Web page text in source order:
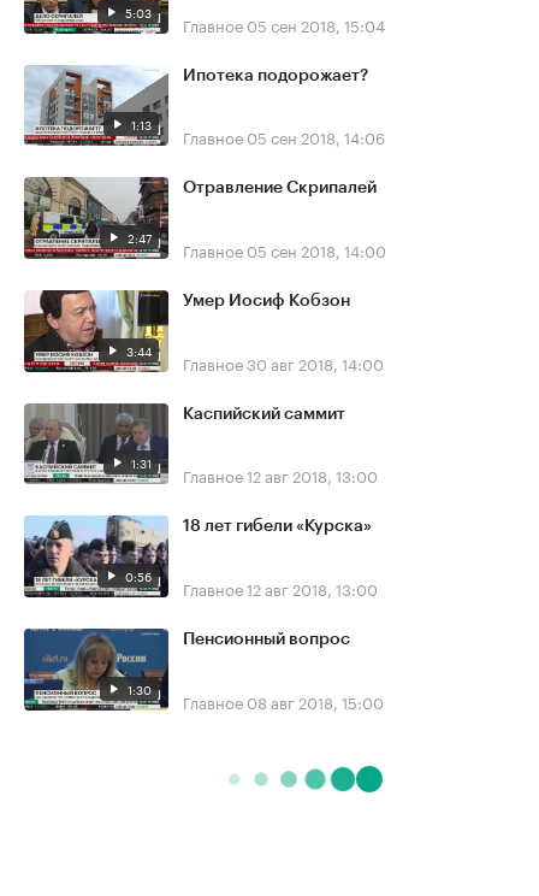
5:03 Главное 05 сен 2018, 15:04
1:13
Ипотека подорожает?
Главное 05 сен 2018, 14:06
2:47
Отравление Скрипалей
Главное 05 сен 2018, 14:00
3:44
Умер Иосиф Кобзон
Главное30 авг 2018, 14:00
1:31
Каспийский саммит
Главное12 авг 2018, 13:00
0:56
18 лет гибели «Курска»
Главное12 авг 2018, 13:00
1:30
Пенсионный вопрос
Главное 08 авг 2018, 15:00